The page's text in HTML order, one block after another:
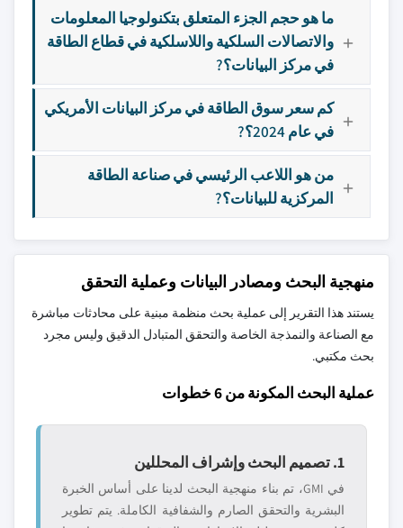
ما هو حجم الجزء المتعلق بتكنولوجيا المعلومات
والاتصالات السلكية واللاسلكية في قطاع الطاقة
في مركز البيانات؟?
كم سعر سوق الطاقة في مركز البيانات الأمريكي
في عام 2024؟?
من هو اللاعب الرئيسي في صناعة الطاقة
المركزية للبيانات؟?
منهجية البحث ومصادر البيانات وعملية التحقق
يستند هذا التقرير إلى عملية بحث منظمة مبنية على محادثات مباشرة
مع الصناعة والنمذجة الخاصة والتحقق المتبادل الدقيق وليس مجرد
بحث مكتبي.
عملية البحث المكونة من 6 خطوات
1. تصميم البحث وإشراف المحللين
في GMI، تم بناء منهجية البحث لدينا على أساس الخبرة
البشرية والتحقق الصارم والشفافية الكاملة. يتم تطوير